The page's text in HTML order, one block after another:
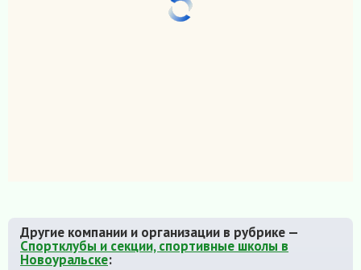
Другие компании и организации в рубрике —
Спортклубы и секции, спортивные школы в
Новоуральске: